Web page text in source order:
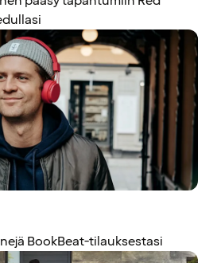
BookBeat-tilauksestasi